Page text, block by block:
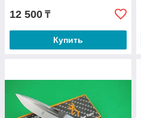
12 500 ₸
Купить